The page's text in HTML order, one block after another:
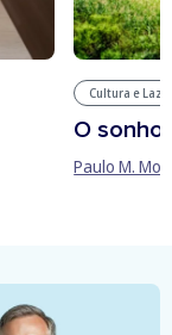
Cultura e
O sonho
Paulo M.